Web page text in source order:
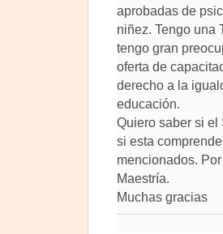
aprobadas de
niñez. Tengo una
tengo gran
oferta de
derecho a la
educación.
Quiero saber si el
si esta
mencionados.
Maestría.
Muchas gracias